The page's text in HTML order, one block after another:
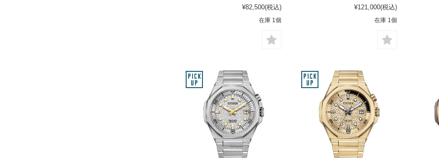
¥82,500(税込)
在庫 1個
¥121,000(税込)
在庫 1個